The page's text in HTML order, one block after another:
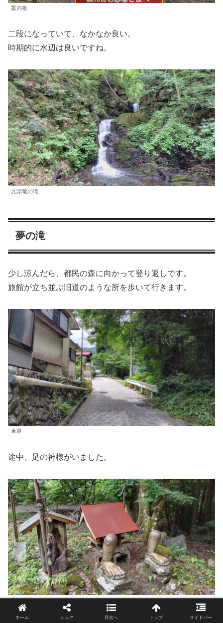
案内板
二段になっていて、なかなか良い。
時期的に水辺は良いですね。
九頭竜の滝
夢の滝
少し涼んだら、都民の森に向かって登り返しです。
旅館が立ち並ぶ旧道のような所を歩いて行きます。
車道
途中、足の神様がいました。
足の神様
ホーム シェア 目次へ トップ サイドバー